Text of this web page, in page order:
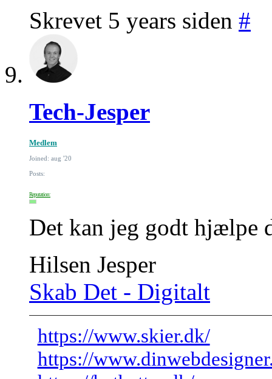
Skrevet 5 years siden #
Tech-Jesper
Medlem
Joined: aug '20
Posts:
Reputation:
Det kan jeg godt hjælpe
Hilsen Jesper
Skab Det - Digitalt
https://www.skier.dk/
https://